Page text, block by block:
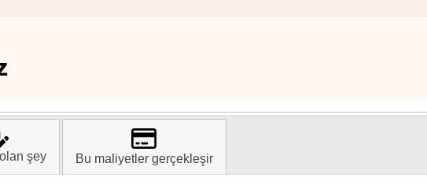
olan şey Bu maliyetler gerçekleşir